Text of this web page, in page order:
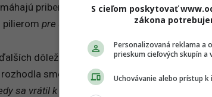
priberaniu a naopak chudnutiu.
pilierom pre udržanie si kvalitného zdravotného
dôležitých a zaujímavých informáciíťa
smerovať.Matúš napokon prijal ďalšiu
sa vrátil k premene po druhýkrát.
S cieľom poskytovať
zákona
Personalizovaná reklama a
prieskum cieľových skupín a
Uchovávanie alebo prístup